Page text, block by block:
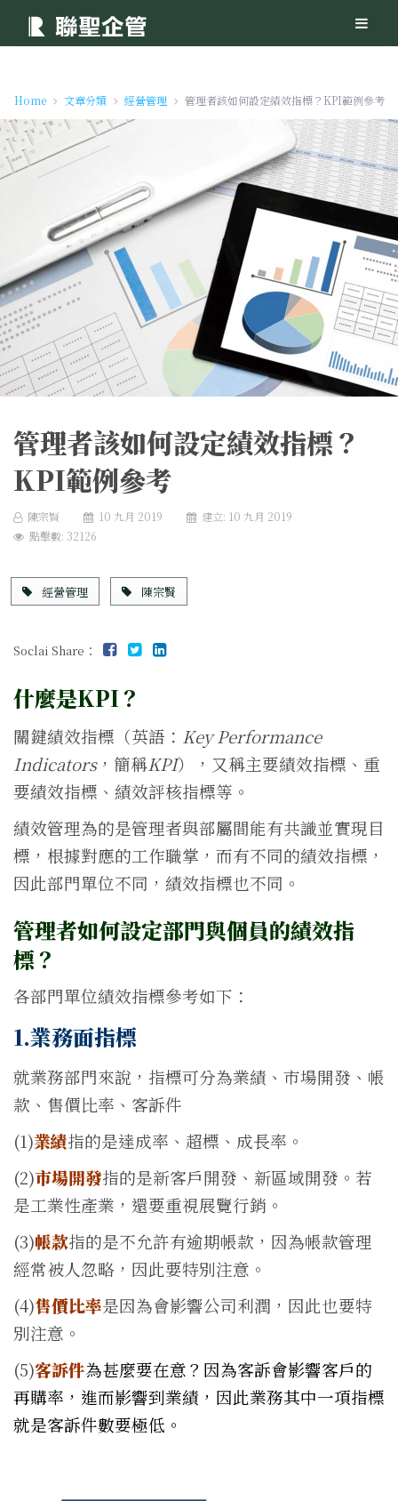
Home 文章分類 經營管理 管理者該如何設定績效指標？KPI範例參考
管理者該如何設定績效指標？
KPI範例參考
陳宗賢 10 九月 2019
建立: 10 九月 2019
點擊數: 32126
經營管理 陳宗賢
Soclai Share：
什麼是KPI？
關鍵績效指標（英語： Key Performance
Indicators，簡稱KPI），又稱主要績效指標、重
要績效指標、績效評核指標等。
績效管理為的是管理者與部屬間能有共識並實現目
標，根據對應的工作職掌，而有不同的績效指標，
因此部門單位不同，績效指標也不同。
管理者如何設定部門與個員的績效指
標？
各部門單位績效指標參考如下：
1.業務面指標
就業務部門來說，指標可分為業績、市場開發、帳
款、售價比率、客訴件
(1)業績指的是達成率、超標、成長率。
(2)市場開發指的是新客戶開發、新區域開發。若
是工業性產業，還要重視展覽行銷。
(3)帳款指的是不允許有逾期帳款，因為帳款管理
經常被人忽略，因此要特別注意。
(4)售價比率是因為會影響公司利潤，因此也要特
別注意。
(5)客訴件為甚麼要在意？因為客訴會影響客戶的
再購率，進而影響到業績，因此業務其中一項指標
就是客訴件數要極低。